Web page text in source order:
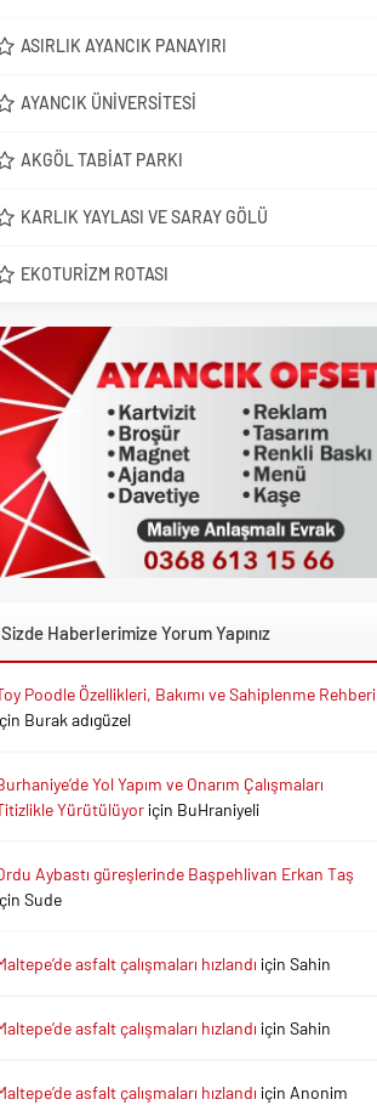
ASIRLIK AYANCIK PANAYIRI
AYANCIK ÜNIVERSITESI
AKGÖL TABIAT PARKI
KARLIK YAYLASI VE SARAY GÖLÜ
EKOTURIZM ROTASI
Sizde Haberlerimize Yorum Yapınız
Poodle Özellikleri, Bakımı ve Sahiplenme Rehberi
Burak adıgüzel
Yol Yapım ve Onarım Çalışmaları
Yürütülüyoriçin BuHraniyeli
Aybastı güreşlerinde Başpehlivan Erkan Taş
Sude
asfalt çalışmaları hızlandı içinSahin
asfalt çalışmaları hızlandı içinSahin
asfalt çalışmaları hızlandı için Anonim